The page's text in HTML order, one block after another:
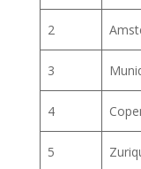
2
3
4
5